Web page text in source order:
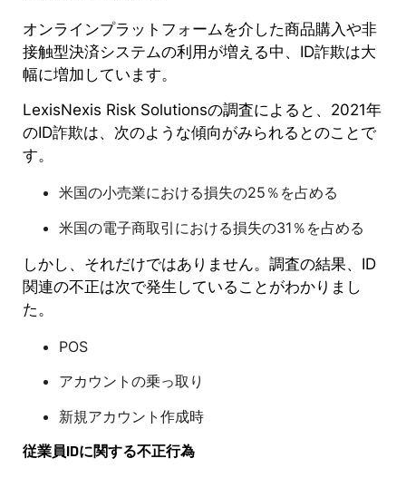
オンラインプラットフォームを介した商品購入や非
接触型決済システムの利用が増える中、ID詐欺は大
幅に増加しています。
LexisNexis Risk Solutionsの調査によると、2021年
のID詐欺は、次のような傾向がみられるとのことで
す。
米国の小売業における損失の25％を占める
米国の電子商取引における損失の31％を占める
しかし、それだけではありません。調査の結果、ID
関連の不正は次で発生していることがわかりまし
た。
POS
アカウントの乗っ取り
新規アカウント作成時
従業員IDに関する不正行為